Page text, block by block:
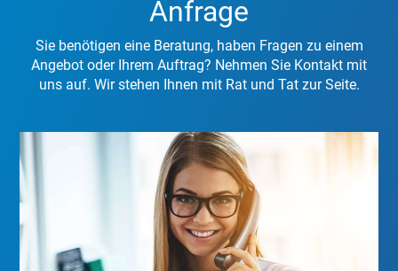
Anfrage
Sie benötigen eine Beratung, haben Fragen zu einem
Angebot oder Ihrem Auftrag? Nehmen Sie Kontakt mit
uns auf. Wir stehen Ihnen mit Rat und Tat zur Seite.